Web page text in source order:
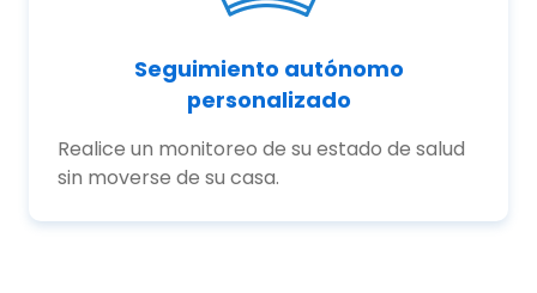
Seguimiento autónomo
personalizado
Realice un monitoreo de su estado de salud
sin moverse de su casa.